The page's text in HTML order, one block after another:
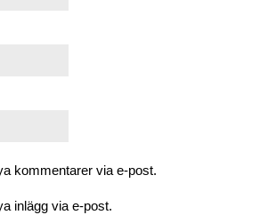
kommentarer via e-post.
inlägg via e-post.